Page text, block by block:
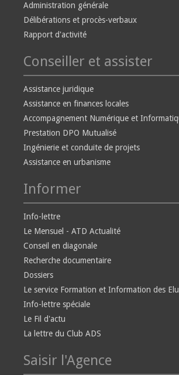
Administration générale
Délibérations et procès-verbaux
Rapport d'activité
Conseiller et assister
Assistance juridique
Assistance en finances locales
Accompagnement Numérique et
Prestation DPO Mutualisé
Ingénierie et conduite de projets
Assistance en urbanisme
Informer
Info-lettre
Le Mensuel - ATD Actualité
Conseil en diagonale
Recherche documentaire
Dossiers
Le service Formation et Information des
Info-lettre spéciale
Le Fil d'actu
La lettre du Club ADS
Saisir l'Agence